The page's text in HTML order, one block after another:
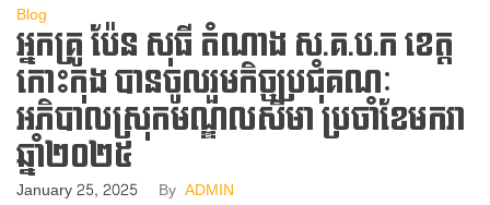
Blog
អ្នកគ្រូ ប៉ែន សុធី តំណាង​ ស.គ.ប.ក ខេត្ត
កោះកុង បានចូលរួមកិច្ចប្រជុំគណៈ
អភិបាលស្រុកមណ្ឌលសីមា ប្រចាំខែមករា
ឆ្នាំ២០២៥
January 25, 2025 By ADMIN